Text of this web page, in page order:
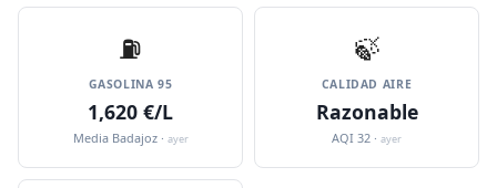
⛽️
GASOLINA 95
1,620 €/L
Media Badajoz · ayer
🍃
CALIDAD AIRE
Razonable
AQI 32 · ayer